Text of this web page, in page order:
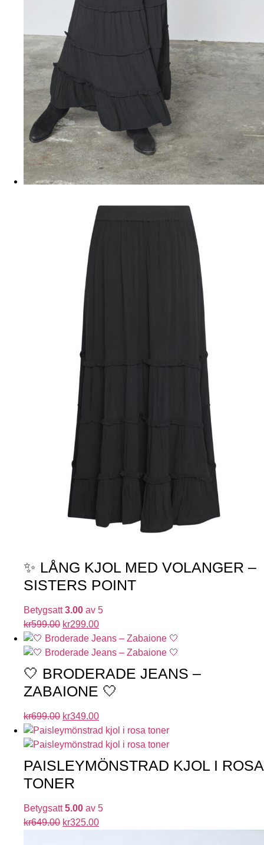
✨ LÅNG KJOL MED VOLANGER –
SISTERS POINT
Betygsatt3.00 av 5
kr599.00 kr299.00
🤍 BRODERADE JEANS –
ZABAIONE 🤍
kr699.00 kr349.00
PAISLEYMÖNSTRAD KJOL I ROSA
TONER
Betygsatt5.00 av 5
kr649.00 kr325.00